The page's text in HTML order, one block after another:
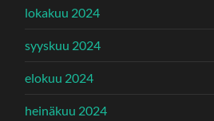
lokakuu 2024
syyskuu 2024
elokuu 2024
heinäkuu 2024